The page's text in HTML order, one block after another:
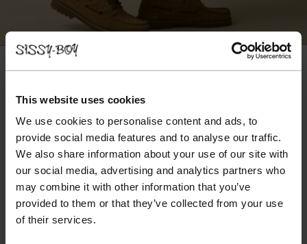
This website uses cookies
We use cookies to personalise content and ads, to
provide social media features and to analyse our traffic.
We also share information about your use of our site with
our social media, advertising and analytics partners who
may combine it with other information that you’ve
provided to them or that they’ve collected from your use
of their services.
139.99
Kies jouw maat
40 41 42 43 44 45
46